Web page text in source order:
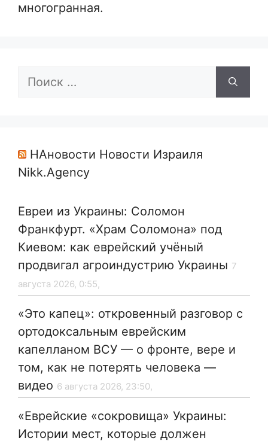
многогранная.
Поиск:
НАновости Новости Израиля
Nikk.Agency
Евреи из Украины: Соломон
Франкфурт. «Храм Соломона» под
Киевом: как еврейский учёный
продвигал агроиндустрию Украины 7
августа 2026, 0:55,
«Это капец»: откровенный разговор с
ортодоксальным еврейским
капелланом ВСУ — о фронте, вере и
том, как не потерять человека —
видео 6 августа 2026, 23:50,
«Еврейские «сокровища» Украины:
Истории мест, которые должен